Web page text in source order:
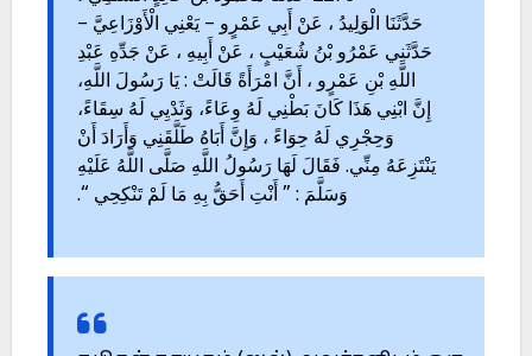
حَدَّثَنَا الْوَلِيدُ ، عَنْ أَبِي عَمْرٍو – يَعْنِي الْأَوْزَاعِيَّ –
حَدَّثَنِي عَمْرُو بْنُ شُعَيْبٍ ، عَنْ أَبِيهِ ، عَنْ جَدِّهِ عَبْدِ
اللَّهِ بْنِ عَمْرٍو ، أَنَّ امْرَأَةً قَالَتْ : يَا رَسُولَ اللَّهِ،
إِنَّ ابْنِي هَذَا كَانَ بَطْنِي لَهُ وِعَاءً، وَثَدْيِي لَهُ سِقَاءً،
وَحِجْرِي لَهُ حِوَاءً ، وَإِنَّ أَبَاهُ طَلَّقَنِي وَأَرَادَ أَنْ
يَنْتَزِعَهُ مِنِّي. فَقَالَ لَهَا رَسُولُ اللَّهِ صَلَّى اللَّهُ عَلَيْهِ
وَسَلَّمَ : ” أَنْتِ أَحَقُّ بِهِ مَا لَمْ تَنْكِحِي “.